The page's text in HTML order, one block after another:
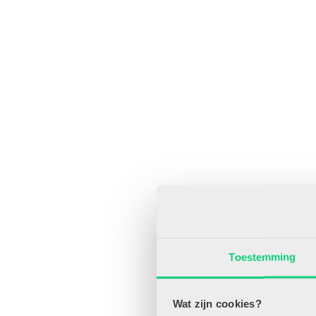
Toestemming
Wat zijn cookies?